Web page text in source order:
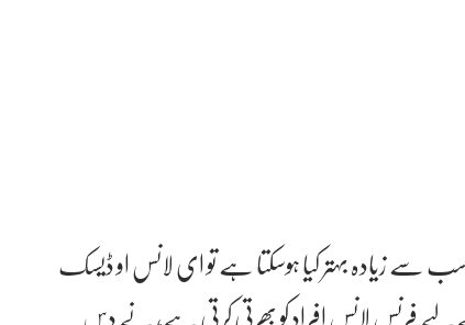
سے زیادہ بہتر کیا ہوسکتا ہے تو ای لانس او ڈیسک